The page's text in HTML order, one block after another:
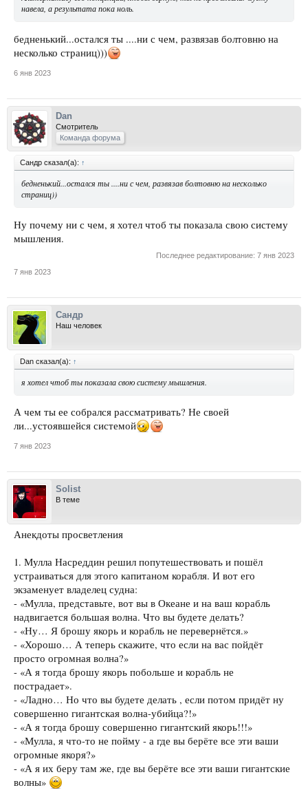
навела, а результата пока ноль.
бедненький...остался ты ....ни с чем, развязав болтовню на
несколько страниц)))
6 янв 2023
Dan
Смотритель
Команда форума
Сандр сказал(а): ↑
бедненький...остался ты ....ни с чем, развязав болтовню на несколько
страниц))
Ну почему ни с чем, я хотел чтоб ты показала свою систему
мышления.
Последнее редактирование: 7 янв 2023
7 янв 2023
Сандр
Наш человек
Dan сказал(а): ↑
я хотел чтоб ты показала свою систему мышления.
А чем ты ее собрался рассматривать? Не своей
ли...устоявшейся системой
7 янв 2023
Solist
В теме
Анекдоты просветления
1. Мулла Насреддин решил попутешествовать и пошёл
устраиваться для этого капитаном корабля. И вот его
экзаменует владелец судна:
- «Мулла, представьте, вот вы в Океане и на ваш корабль
надвигается большая волна. Что вы будете делать?
- «Ну… Я брошу якорь и корабль не перевернётся.»
- «Хорошо… А теперь скажите, что если на вас пойдёт
просто огромная волна?»
- «А я тогда брошу якорь побольше и корабль не
пострадает».
- «Ладно… Но что вы будете делать , если потом придёт ну
совершенно гигантская волна-убийца?!»
- «А я тогда брошу совершенно гигантский якорь!!!»
- «Мулла, я что-то не пойму - а где вы берёте все эти ваши
огромные якоря?»
- «А я их беру там же, где вы берёте все эти ваши гигантские
волны»